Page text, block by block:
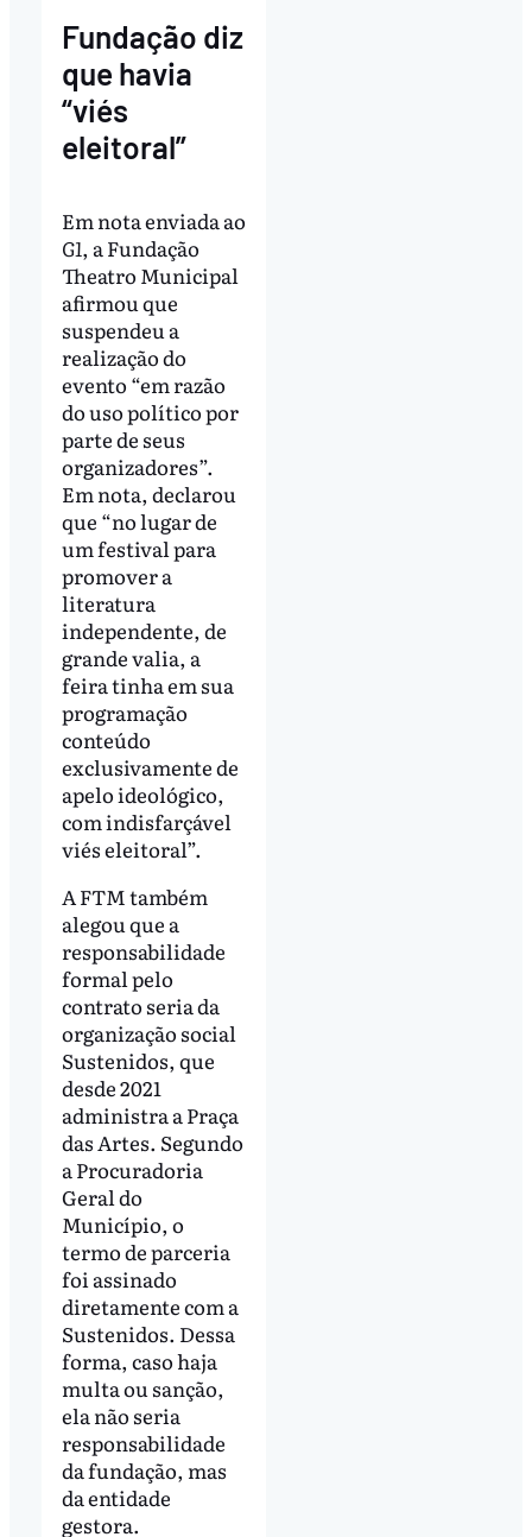
Fundação diz
que havia
“viés
eleitoral”
Em nota enviada ao
G1, a Fundação
Theatro Municipal
afirmou que
suspendeu a
realização do
evento “em razão
do uso político por
parte de seus
organizadores”.
Em nota, declarou
que “no lugar de
um festival para
promover a
literatura
independente, de
grande valia, a
feira tinha em sua
programação
conteúdo
exclusivamente de
apelo ideológico,
com indisfarçável
viés eleitoral”.
A FTM também
alegou que a
responsabilidade
formal pelo
contrato seria da
organização social
Sustenidos, que
desde 2021
administra a Praça
das Artes. Segundo
a Procuradoria
Geral do
Município, o
termo de parceria
foi assinado
diretamente com a
Sustenidos. Dessa
forma, caso haja
multa ou sanção,
ela não seria
responsabilidade
da fundação, mas
da entidade
gestora.